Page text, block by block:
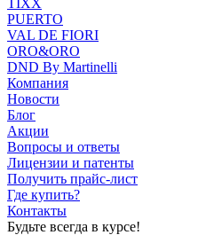
TIXX
PUERTO
VAL DE FIORI
ORO&ORO
DND By Martinelli
Компания
Новости
Блог
Акции
Вопросы и ответы
Лицензии и патенты
Получить прайс-лист
Где купить?
Контакты
Будьте всегда в курсе!